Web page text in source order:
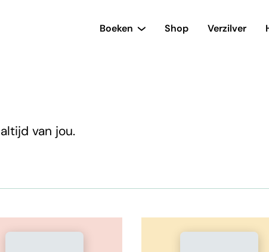
Boeken Shop Verzilver
van jou.